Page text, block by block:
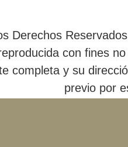
Derechos
con fines
completa y su
previo por